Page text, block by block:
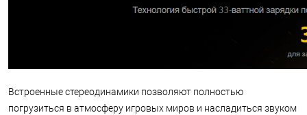
Встроенные стереодинамики позволяют полностью
погрузиться в атмосферу игровых миров и насладиться звуком